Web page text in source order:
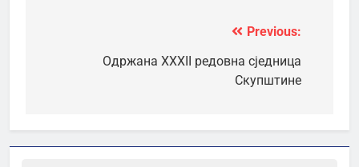
чланка
Previous:
Одржана XXXII редовна сједница
Скупштине